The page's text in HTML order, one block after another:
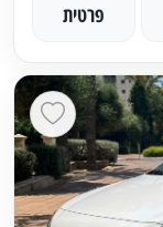
פרטית